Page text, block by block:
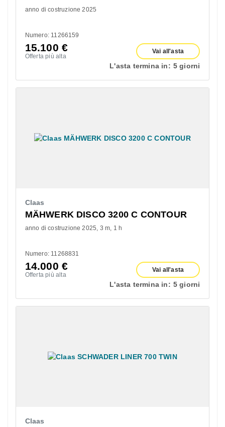
anno di costruzione 2025
Numero: 11266159
15.100 €
Offerta più alta
Vai all'asta
L'asta termina in: 5 giorni
Claas
MÄHWERK DISCO 3200 C CONTOUR
anno di costruzione 2025 3 m 1 h
Numero: 11268831
14.000 €
Offerta più alta
Vai all'asta
L'asta termina in: 5 giorni
Claas